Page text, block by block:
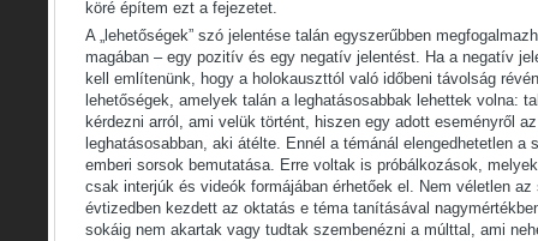
köré építem ezt a fejezetet.
A „lehetőségek” szó jelentése talán egyszerűbben
magában – egy pozitív és egy negatív jelentést. Ha a negatív
kell említenünk, hogy a holokauszttól való időbeni távolság
lehetőségek, amelyek talán a leghatásosabbak lehettek volna:
kérdezni arról, ami velük történt, hiszen egy adott eseményről
leghatásosabban, aki átélte. Ennél a témánál elengedhetetlen a
emberi sorsok bemutatása. Erre voltak is próbálkozások,
csak interjúk és videók formájában érhetőek el. Nem véletlen
évtizedben kezdett az oktatás e téma tanításával
sokáig nem akartak vagy tudtak szembenézni a múlttal, ami